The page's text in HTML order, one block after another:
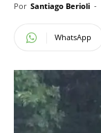
Por Santiago Berioli -
WhatsApp